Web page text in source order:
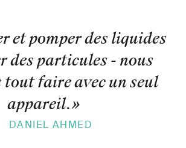
et pomper des liquides
des particules - nous
tout faire avec un seul
appareil.»
DANIEL AHMED